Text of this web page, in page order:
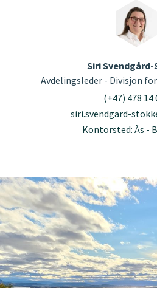
Siri
Avdelingsleder - Divisjon
(+47) 478 14
siri.svendgard-
Kontorsted: Ås -